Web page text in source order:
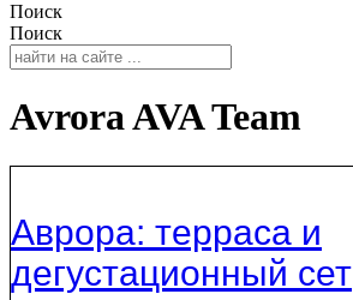
Поиск
Поиск
Avrora AVA Team
Аврора: терраса и
дегустационный сет